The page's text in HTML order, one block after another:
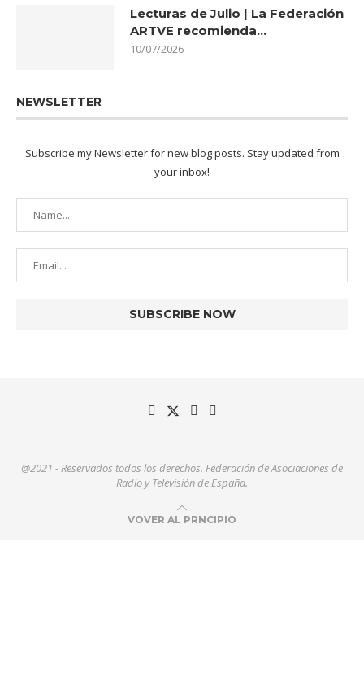
Lecturas de Julio | La Federación
ARTVE recomienda…
10/07/2026
NEWSLETTER
Subscribe my Newsletter for new blog posts. Stay updated from
your inbox!
@2021 - Reservados todos los derechos. Federación de Asociaciones de
Radio y Televisión de España.
VOVER AL PRNCIPIO